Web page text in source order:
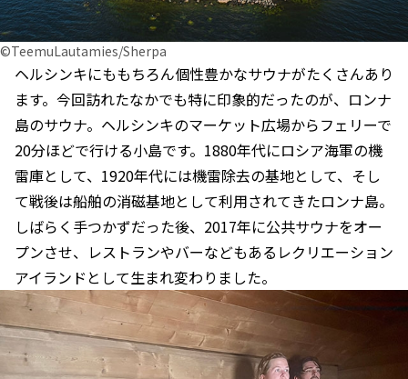
©TeemuLautamies/Sherpa
ヘルシンキにももちろん個性豊かなサウナがたくさんあり
ます。今回訪れたなかでも特に印象的だったのが、ロンナ
島のサウナ。ヘルシンキのマーケット広場からフェリーで
20分ほどで行ける小島です。1880年代にロシア海軍の機
雷庫として、1920年代には機雷除去の基地として、そし
て戦後は船舶の消磁基地として利用されてきたロンナ島。
しばらく手つかずだった後、2017年に公共サウナをオー
プンさせ、レストランやバーなどもあるレクリエーション
アイランドとして生まれ変わりました。